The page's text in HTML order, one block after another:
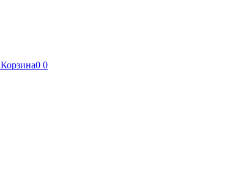
Корзина0 0